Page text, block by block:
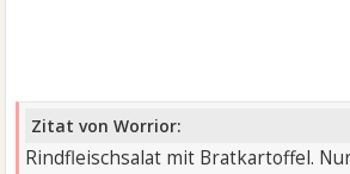
Zitat von Worrior:
Rindfleischsalat mit Bratkartoffel.